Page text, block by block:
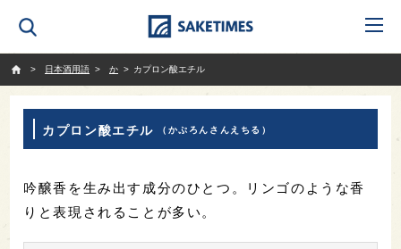
日本酒用語
か カプロン酸エチル
カプロン酸エチル （かぷろんさんえちる）
吟醸香を生み出す成分のひとつ。リンゴのような香
りと表現されることが多い。